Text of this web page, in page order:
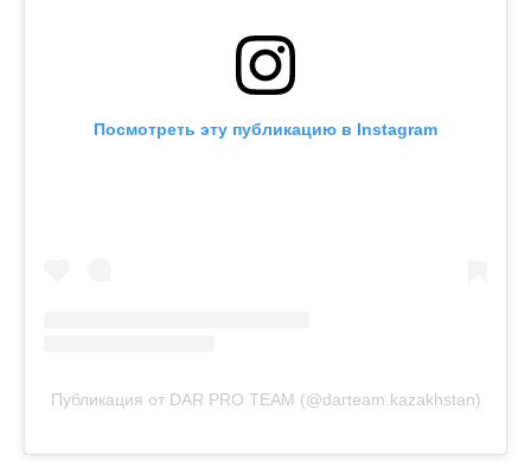
Посмотреть эту публикацию в Instagram
Публикация от DAR PRO TEAM (@darteam.kazakhstan)